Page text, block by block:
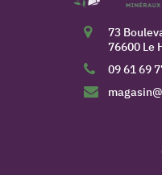
73
76600 Le
09 61 69